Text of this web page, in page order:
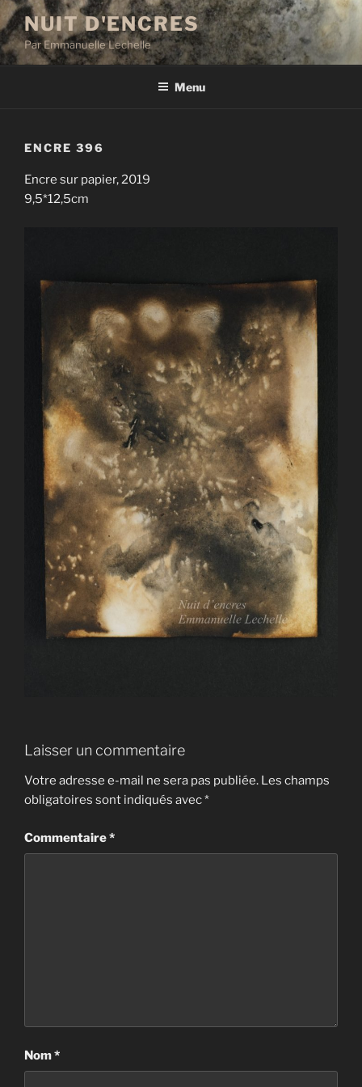
Aller
au
contenu
principal
NUIT D'ENCRES
Par Emmanuelle Lechelle
Menu
ENCRE 396
Encre sur papier, 2019
9,5*12,5cm
Laisser un commentaire
Votre adresse e-mail ne sera pas publiée. Les champs
obligatoires sont indiqués avec*
Commentaire*
Nom*